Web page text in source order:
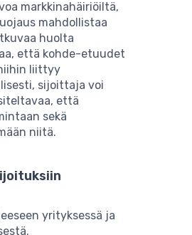
markkinahäiriöiltä,
mahdollistaa
huolta
että kohde-etuudet
liittyy
sijoittaja voi
että
sekä
niitä.
yrityksessä ja